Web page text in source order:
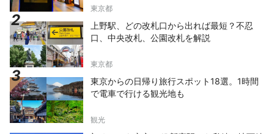
東京都
上野駅、どの改札口から出れば最短？不忍
口、中央改札、公園改札を解説
東京都
東京からの日帰り旅行スポット18選。1時間
で電車で行ける観光地も
観光